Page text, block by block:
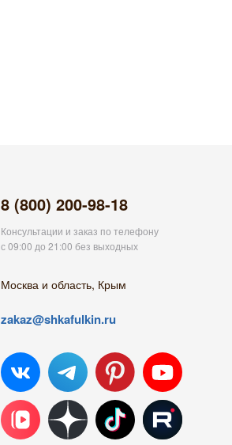
8 (800) 200-98-18
Консультации и заказ по телефону
с 09:00 до 21:00 без выходных
Москва и область, Крым
zakaz@shkafulkin.ru